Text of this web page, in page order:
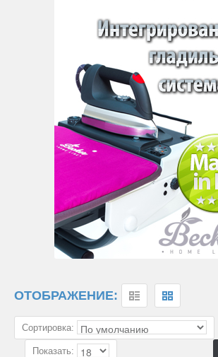
Контакты
ОТОБРАЖЕНИЕ:
Сортировка:
Показать: